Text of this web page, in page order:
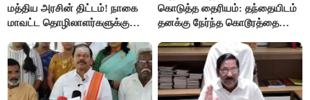
மத்திய அரசின் திட்டம்! நாகை
மாவட்ட தொழிலாளர்களுக்கு
செய்தி!
கொடுத்த தைரியம்: தந்தையிடம்
தனக்கு நேர்ந்த கொடூரத்தை